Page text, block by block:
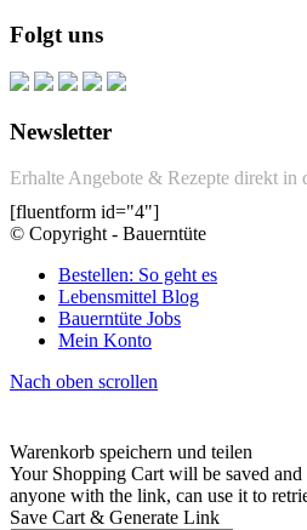
Folgt uns
Newsletter
Erhalte Angebote & Rezepte direkt in
[fluentform id="4"]
© Copyright - Bauerntüte
Bestellen: So geht es
Lebensmittel Blog
Bauerntüte Jobs
Mein Konto
Nach oben scrollen
Warenkorb speichern und teilen
Your Shopping Cart will be saved
anyone with the link, can use it to
Save Cart & Generate Link